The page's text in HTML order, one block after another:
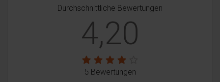
Durchschnittliche Bewertungen
4,20
5 Bewertungen